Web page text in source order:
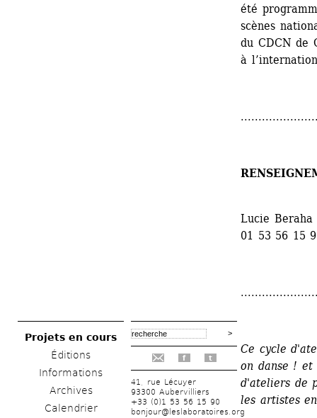
Projets en cours
Éditions
Informations
Archives
Calendrier
f t
41, rue Lécuyer
93300 Aubervilliers
+33 (0)1 53 56 15 90
bonjour@leslaboratoires.org
été
scènes
du CDCN de
à
Lucie
01 53 56 15
Ce cycle
on danse !
d'ateliers de
les artistes